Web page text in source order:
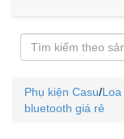
Phụ kiện Casu/
bluetooth giá rẻ